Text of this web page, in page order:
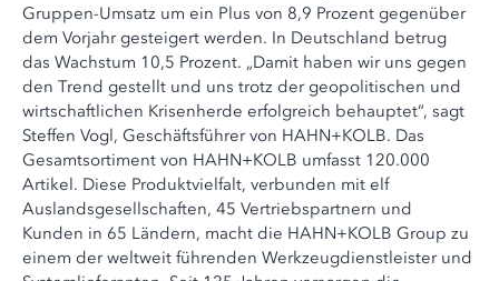
Gruppen-Umsatz um ein Plus von 8,9 Prozent gegenüber
dem Vorjahr gesteigert werden. In Deutschland betrug
das Wachstum 10,5 Prozent. „Damit haben wir uns gegen
den Trend gestellt und uns trotz der geopolitischen und
wirtschaftlichen Krisenherde erfolgreich behauptet“, sagt
Steffen Vogl, Geschäftsführer von HAHN+KOLB. Das
Gesamtsortiment von HAHN+KOLB umfasst 120.000
Artikel. Diese Produktvielfalt, verbunden mit elf
Auslandsgesellschaften, 45 Vertriebspartnern und
Kunden in 65 Ländern, macht die HAHN+KOLB Group zu
einem der weltweit führenden Werkzeugdienstleister und